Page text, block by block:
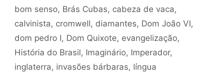
bom senso, Brás Cubas, cabeza de vaca,
calvinista, cromwell, diamantes, Dom João VI,
dom pedro I, Dom Quixote, evangelização,
História do Brasil, Imaginário, Imperador,
inglaterra, invasões bárbaras, língua